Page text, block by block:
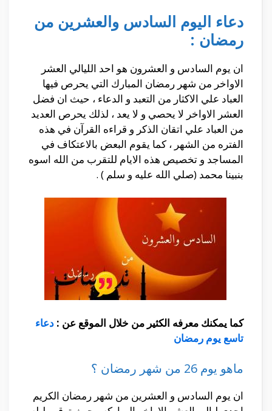
دعاء اليوم السادس والعشرين من
رمضان :
ان يوم السادس و العشرون هو احد الليالي العشر
الاواخر من شهر رمضان المبارك التي يحرص فيها
العباد علي الاكثار من التعبد و الدعاء ، حيث ان فضل
العشر الاواخر لا يحصي و لا يعد ، لذلك يحرص العديد
من العباد علي اتقان الذكر و قراءه القرآن في هذه
الفتره من الشهر ، كما يقوم البعض بالاعتكاف في
المساجد و تخصيص هذه الايام للتقرب من الله اسوه
بنبينا محمد (صلي الله عليه و سلم ) .
كما يمكنك معرفه الكثير من خلال الموقع عن : دعاء
تاسع يوم رمضان
ماهو يوم 26 من شهر رمضان ؟
ان يوم السادس و العشرين من شهر رمضان الكريم